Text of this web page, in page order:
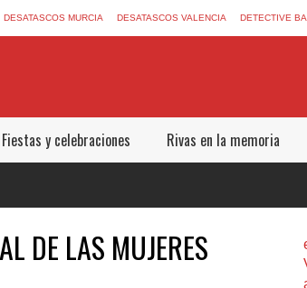
DESATASCOS MURCIA DESATASCOS VALENCIA DETECTIVE
Fiestas y celebraciones Rivas en la memoria
DE LAS MUJERES